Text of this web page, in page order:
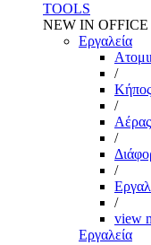
TOOLS
NEW IN OFFICE
Εργαλεία
/
Kήπος
/
Αέρας
/
/
/
view
Εργαλεία